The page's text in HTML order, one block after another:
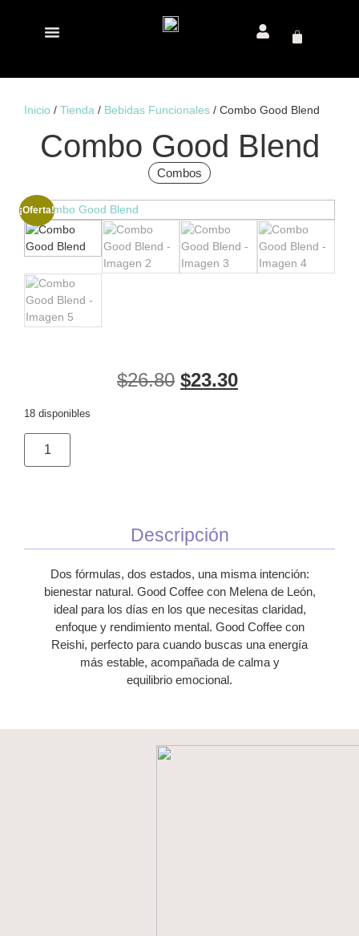
Inicio / Tienda / Bebidas Funcionales / Combo Good Blend
Combo Good Blend
Combos
¡Oferta!
$26.80 $23.30
18 disponibles
Descripción
Dos fórmulas, dos estados, una misma intención:
bienestar natural. Good Coffee con Melena de León,
ideal para los días en los que necesitas claridad,
enfoque y rendimiento mental. Good Coffee con
Reishi, perfecto para cuando buscas una energía
más estable, acompañada de calma y
equilibrio emocional.